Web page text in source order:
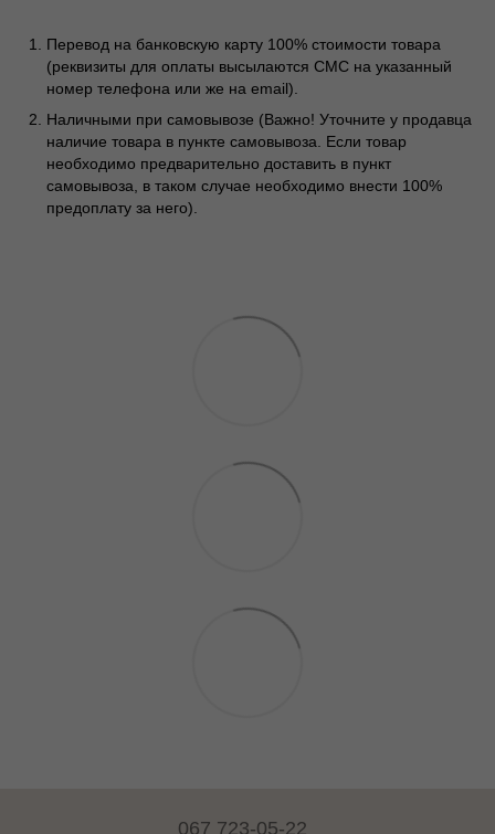
Перевод на банковскую карту 100% стоимости товара
(реквизиты для оплаты высылаются СМС на указанный
номер телефона или же на email).
Наличными при самовывозе (Важно! Уточните у продавца
наличие товара в пункте самовывоза. Если товар
необходимо предварительно доставить в пункт
самовывоза, в таком случае необходимо внести 100%
предоплату за него).
067 723-05-22